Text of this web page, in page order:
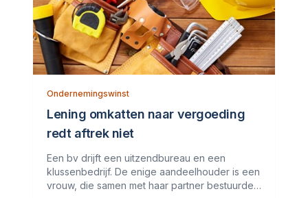
Ondernemingswinst
Lening omkatten naar vergoeding
redt aftrek niet
Een bv drijft een uitzendbureau en een
klussenbedrijf. De enige aandeelhouder is een
vrouw, die samen met haar partner bestuurder